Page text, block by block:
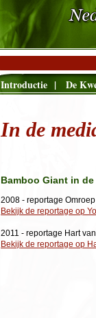
Introductie | De
In de
Bamboo Giant in de
2008 - reportage
Bekijk de reportage op
2011 - reportage Hart
Bekijk de reportage op